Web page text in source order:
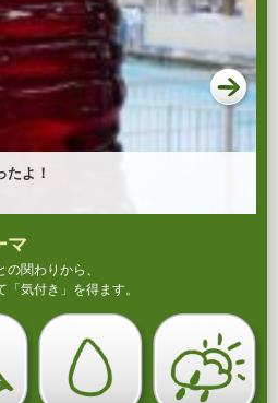
たよ！
マ
関わりから、
気付き」を得ます。